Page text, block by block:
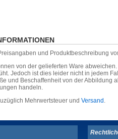
und Produktbeschreibung
von der gelieferten Ware
Jedoch ist dies leider nicht in jedem
und Beschaffenheit von der Abbildung
handeln.
Mehrwertsteuer und Versand .